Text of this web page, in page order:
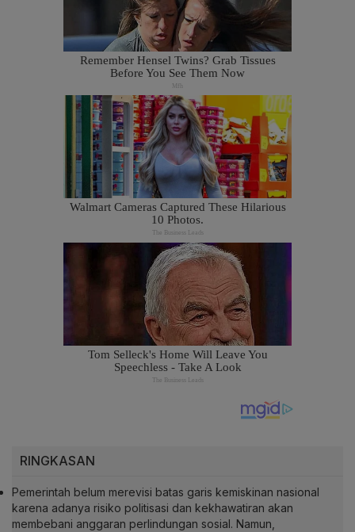
RINGKASAN
Pemerintah belum merevisi batas garis kemiskinan nasional
karena adanya risiko politisasi dan kekhawatiran akan
membebani anggaran perlindungan sosial. Namun,